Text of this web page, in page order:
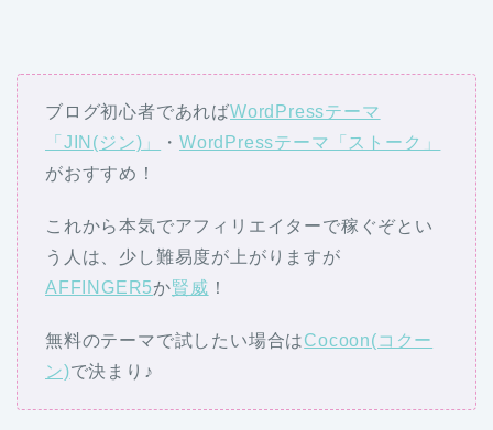
ブログ初心者であればWordPressテーマ
「JIN(ジン)」
・WordPressテーマ「ストーク」
がおすすめ！
これから本気でアフィリエイターで稼ぐぞとい
う人は、少し難易度が上がりますが
AFFINGER5か賢威 ！
無料のテーマで試したい場合はCocoon(コクー
ン)で決まり♪